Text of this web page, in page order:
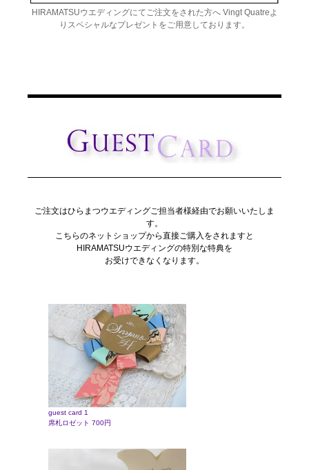
HIRAMATSUウエディングにてご注文をされた方へ Vingt Quatreよ
りスペシャルなプレゼントをご用意しております。
ご注文はひらまつウエディングご担当者様経由でお願いいたしま
す。
こちらのネットショップから直接ご購入をされますと
HIRAMATSUウエディングの特別な特典を
お受けできなくなります。
guest card 1
席札ロゼット 700円